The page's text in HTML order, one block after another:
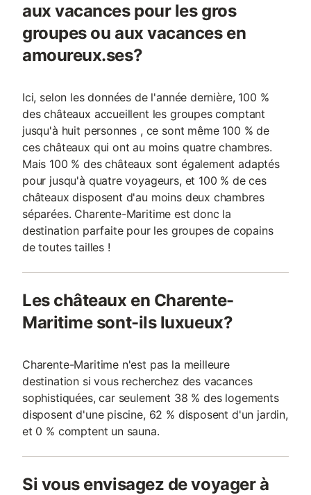
aux vacances pour les gros
groupes ou aux vacances en
amoureux.ses?
Ici, selon les données de l'année dernière, 100 %
des châteaux accueillent les groupes comptant
jusqu'à huit personnes , ce sont même 100 % de
ces châteaux qui ont au moins quatre chambres.
Mais 100 % des châteaux sont également adaptés
pour jusqu'à quatre voyageurs, et 100 % de ces
châteaux disposent d'au moins deux chambres
séparées. Charente-Maritime est donc la
destination parfaite pour les groupes de copains
de toutes tailles !
Les châteaux en Charente-
Maritime sont-ils luxueux?
Charente-Maritime n'est pas la meilleure
destination si vous recherchez des vacances
sophistiquées, car seulement 38 % des logements
disposent d'une piscine, 62 % disposent d'un jardin,
et 0 % comptent un sauna.
Si vous envisagez de voyager à